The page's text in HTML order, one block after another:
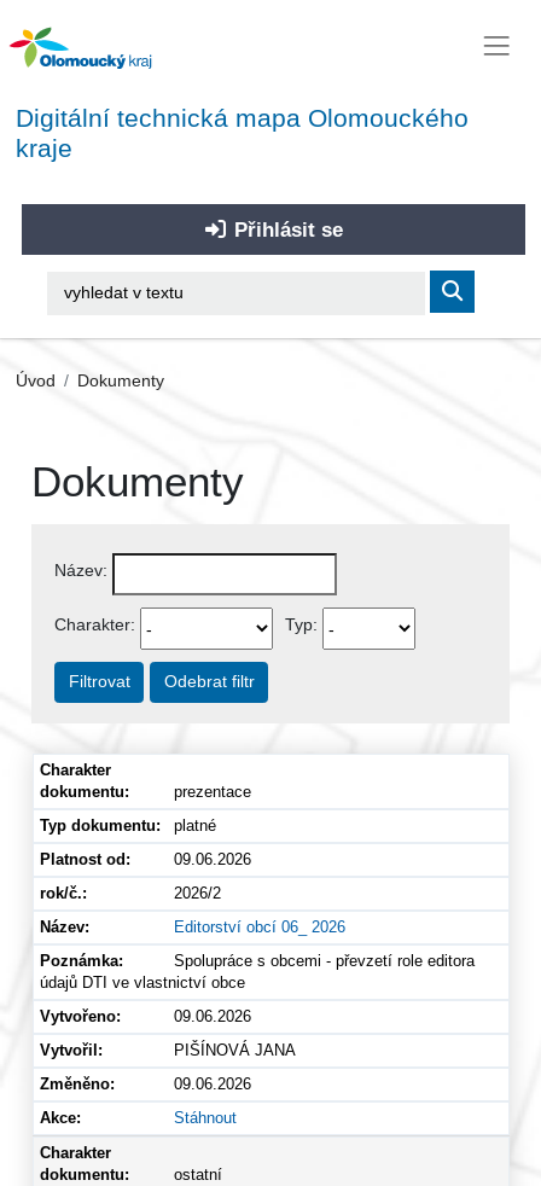
Digitální technická mapa Olomouckého
kraje
Přihlásit se
Úvod Dokumenty
Dokumenty
Název:
Charakter: Typ:
Filtrovat Odebrat filtr
prezentace
platné
09.06.2026
2026/2
Editorství obcí 06_ 2026
Spolupráce s obcemi - převzetí role editora
údajů DTI ve vlastnictví obce
09.06.2026
PIŠÍNOVÁ JANA
09.06.2026
Stáhnout
ostatní